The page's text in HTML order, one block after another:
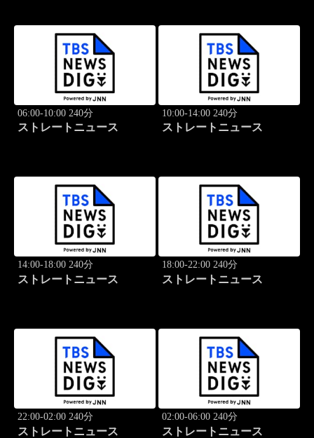
06:00-10:00 240分
ストレートニュース
10:00-14:00 240分
ストレートニュース
14:00-18:00 240分
ストレートニュース
18:00-22:00 240分
ストレートニュース
22:00-02:00 240分
ストレートニュース
02:00-06:00 240分
ストレートニュース